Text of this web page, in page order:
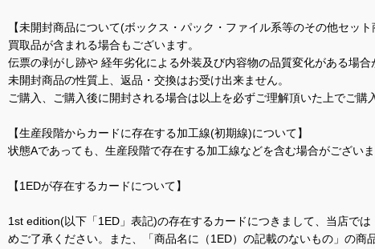
【未開封商品について(ボックス・パック・ファイル系等のその他セット
買取品が含まれる場合もございます。
伝票の剥がし跡や 経年劣化による外装及び内容物の品質変化がある場合
未開封商品の性質上、返品・交換はお受け出来ません。
ご購入、ご購入後に開封される場合は以上を必ずご理解頂いた上でご購
【生産段階からカードに存在する加工線(初期線)について】
状態Aであっても、生産段階で存在する加工線などを含む場合がござい
【1EDが存在するカードについて】
1st edition(以下「1ED」表記)の存在するカードにつきまして、当店で
めご了承ください。また、「商品名に（1ED）の記載のないもの」の